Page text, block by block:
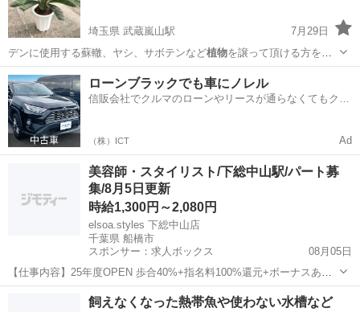
埼玉県 武蔵嵐山駅
7月29日
デンに使用する蘇轍、ヤシ、サボテンなど植物を譲って頂ける方を探
しています。 お…
埼玉 比企郡 武蔵嵐山駅 手伝いたい/助けたい
ローンブラックでも車にノレル
信販会社でクルマのローンやリースが通らなくてもクル
（株）ICT Ad
美容師・スタイリスト/下総中山駅/パート募
集/8月5日更新
時給1,300円～2,080円
elsoa.styles 下総中山店
千葉県 船橋市
スポンサー：求人ボックス
08月05日
【仕事内容】25年度OPEN 歩合40%+指名料100%還元+ボーナスあり
フリー多数 <募集職種> 美容師 <仕事内容> 施術を中心としたサロン内
業務全般 予約管理、掃除、片付け、在庫管理、SNS更新など ヘアメイ
アルバイト・パート
飼えなくなった熱帯魚や使わない水槽など